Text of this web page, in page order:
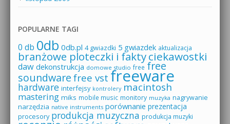
POPULARNE TAGI
0 db 0db 0db.pl 4 gwiazdki 5 gwiazdek aktualizacja
branżowe ploteczki i faktyciekawostki
daw dekonstrukcja domowe studio free free
soundware free vst freeware
hardware interfejsy kontrolery macintosh
mastering miks mobile music monitory muzyka nagrywanie
narzędzia native instruments porównanie prezentacja
procesory produkcja muzyczna produkcja muzyki